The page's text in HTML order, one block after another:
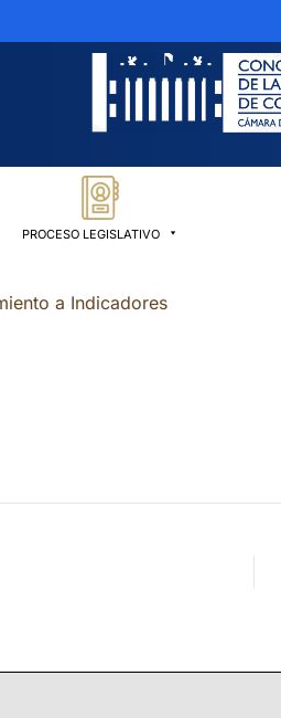
PROCESO LEGISLATIVO
a Indicadores